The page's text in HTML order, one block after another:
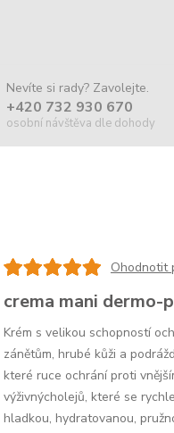
Nevíte si rady? Zavolejte.
+420 732 930 670
osobní návštěva dle dohody
Ohodnotit
crema mani
Krém s velikou schopností
zánětům, hrubé kůži a
které ruce ochrání proti
výživnýcholejů, které se
hladkou, hydratovanou,